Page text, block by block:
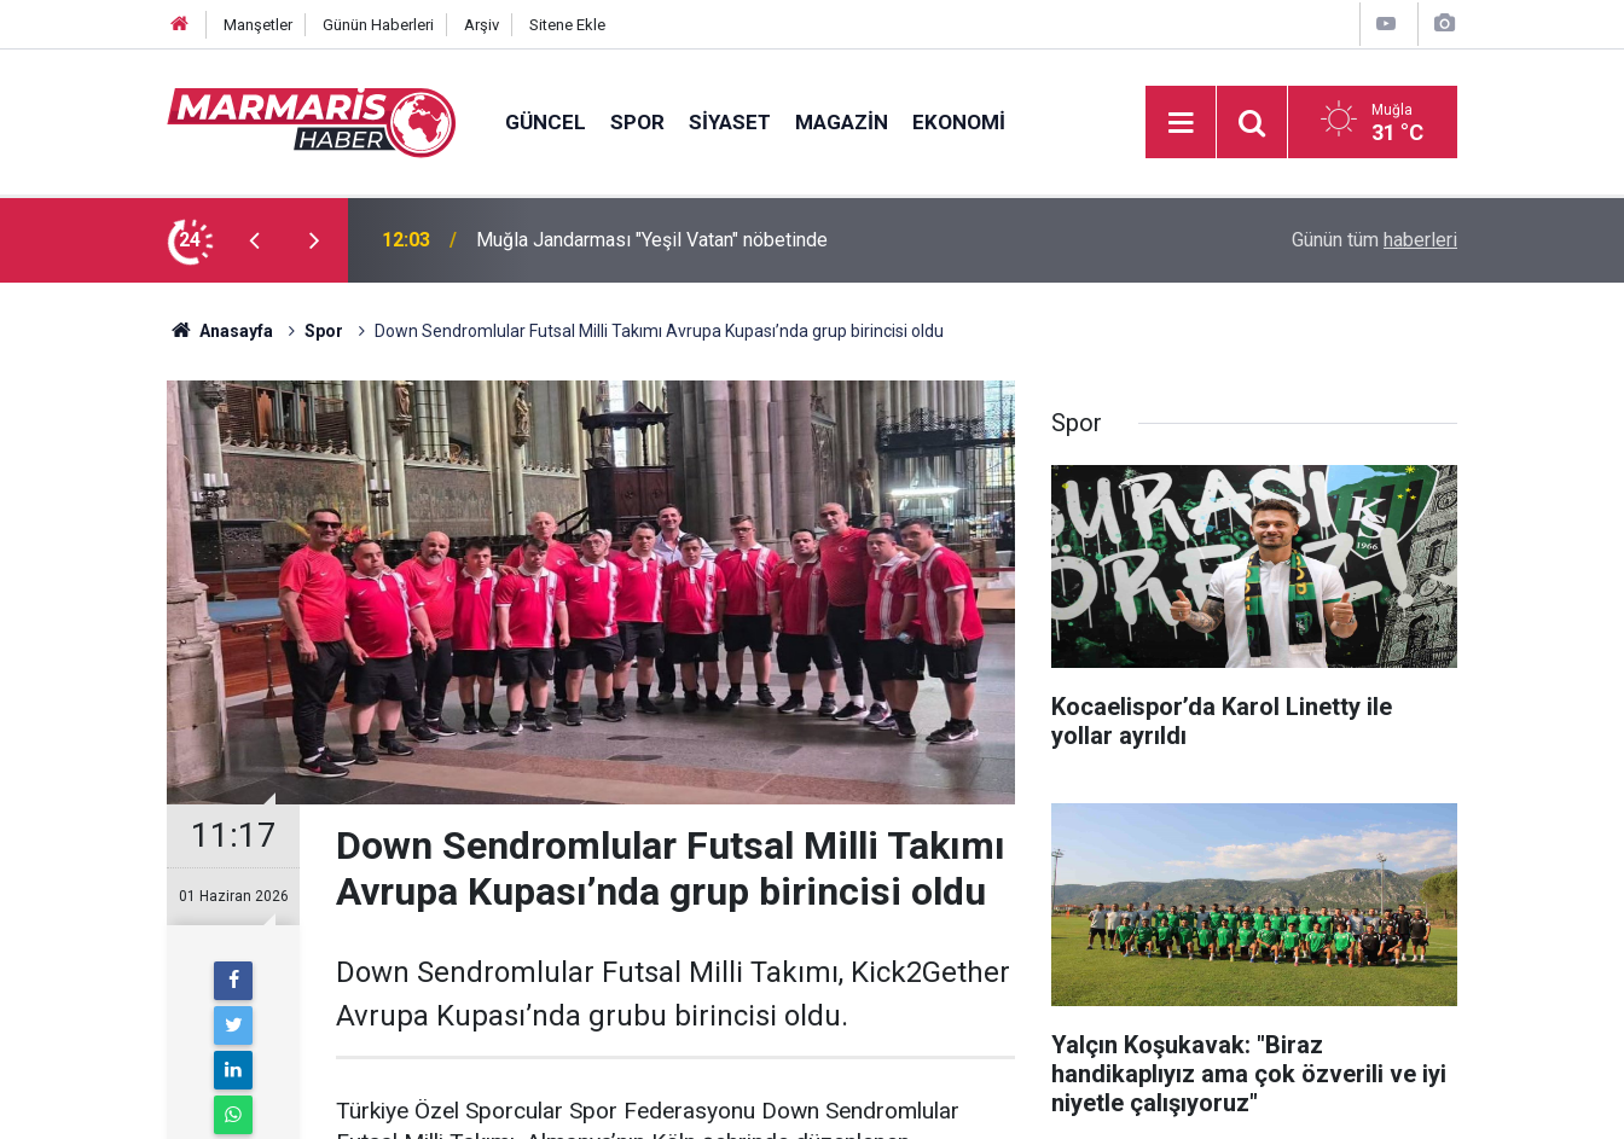
Manşetler Günün Haberleri Arşiv Sitene Ekle
GÜNCEL SPOR SIYASET MAGAZIN EKONOMI Muğla
31 °C
24 11:50 Hollanda’dan gelen firari, Dalaman Havalimanı’nda yakalandı Muğlaspor, Sarıyer maçının hazırlıklarını
Günün tüm haberleri
Anasayfa Spor Down Sendromlular Futsal Milli Takımı Avrupa Kupası’nda grup birincisi oldu
11:17
01 Haziran 2026
Down Sendromlular Futsal Milli Takımı
Avrupa Kupası’nda grup birincisi oldu
Down Sendromlular Futsal Milli Takımı, Kick2Gether
Avrupa Kupası’nda grubu birincisi oldu.
Türkiye Özel Sporcular Spor Federasyonu Down Sendromlular
Spor
Kocaelispor’da Karol Linetty ile
yollar ayrıldı
Yalçın Koşukavak: "Biraz
handikaplıyız ama çok özverili ve iyi
niyetle çalışıyoruz"